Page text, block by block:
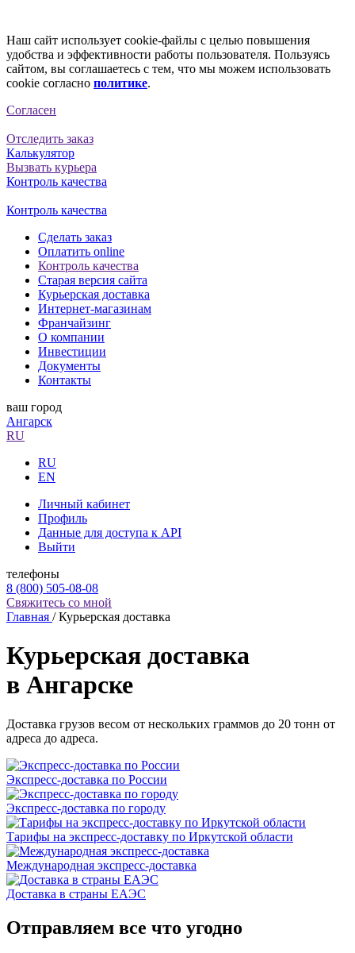
Наш сайт использует cookie-файлы с целью повышения
удобства и эффективности работы пользователя. Пользуясь
сайтом, вы соглашаетесь с тем, что мы можем использовать
cookie согласно политике.
Согласен
Отследить заказ
Калькулятор
Вызвать курьера
Контроль качества
Контроль качества
Сделать заказ
Оплатить online
Контроль качества
Старая версия сайта
Курьерская доставка
Интернет-магазинам
Франчайзинг
О компании
Инвестиции
Документы
Контакты
ваш город
Ангарск
RU
RU
EN
Личный кабинет
Профиль
Данные для доступа к API
Выйти
телефоны
8 (800) 505-08-08
Свяжитесь со мной
Главная /Курьерская доставка
Курьерская доставка
в Ангарске
Доставка грузов весом от нескольких граммов до 20 тонн от
адреса до адреса.
Экспресс-доставка по России
Экспресс-доставка по городу
Тарифы на экспресс-доставку по Иркутской области
Международная экспресс-доставка
Доставка в страны ЕАЭС
Отправляем все что угодно